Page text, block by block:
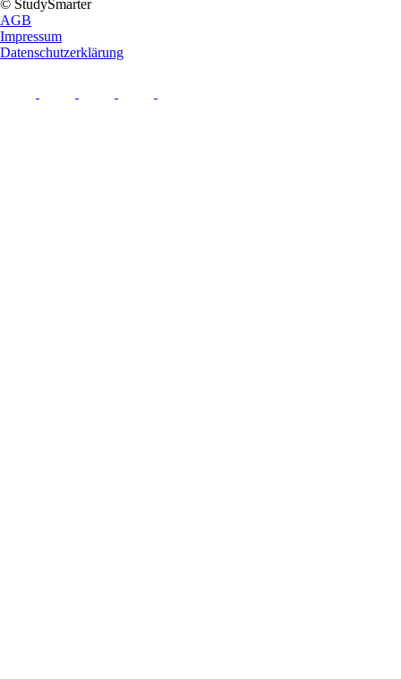
© StudySmarter
AGB
Impressum
Datenschutzerklärung